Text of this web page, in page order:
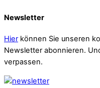
Newsletter
Hier können Sie unseren
Newsletter abonnieren.
verpassen.